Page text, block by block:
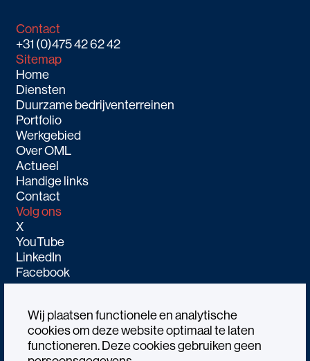
Wij plaatsen functionele en analytische
cookies om deze website optimaal te laten
functioneren. Deze cookies gebruiken geen
Contact
+31 (0)475 42 62 42
Sitemap
Home
Diensten
Duurzame bedrijventerreinen
Portfolio
Werkgebied
Over OML
Actueel
Handige links
Contact
Volg ons
X
YouTube
LinkedIn
Facebook
Alle rechtenvoorbehouden OML © 2026